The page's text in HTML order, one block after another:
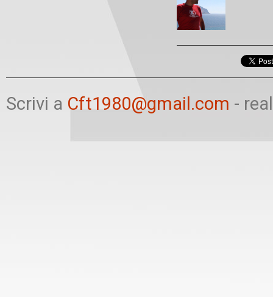
Scrivi a Cft1980@gmail.com -